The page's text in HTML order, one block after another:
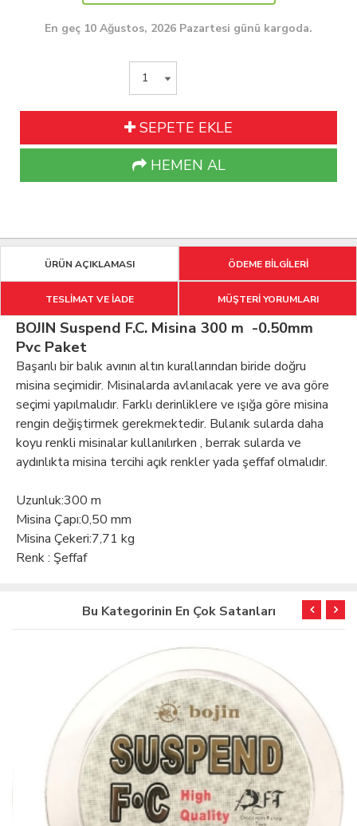
En geç 10 Ağustos, 2026 Pazartesi günü kargoda.
SEPETE EKLE
HEMEN AL
ÜRÜN AÇIKLAMASI ÖDEME BİLGİLERİ
TESLİMAT VE İADE MÜŞTERİ YORUMLARI
BOJIN Suspend F.C. Misina 300 m -0.50mm
Pvc Paket
Başarılı bir balık avının altın kurallarından biride doğru
misina seçimidir. Misinalarda avlanılacak yere ve ava göre
seçimi yapılmalıdır. Farklı derinliklere ve ışığa göre misina
rengin değiştirmek gerekmektedir. Bulanık sularda daha
koyu renkli misinalar kullanılırken , berrak sularda ve
aydınlıkta misina tercihi açık renkler yada şeffaf olmalıdır.
Uzunluk:300 m
Misina Çapı:0,50 mm
Misina Çekeri:7,71 kg
Renk : Şeffaf
Bu Kategorinin En Çok Satanları